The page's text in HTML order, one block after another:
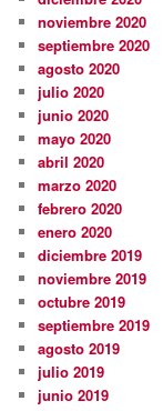
noviembre 2020
septiembre 2020
agosto 2020
julio 2020
junio 2020
mayo 2020
abril 2020
marzo 2020
febrero 2020
enero 2020
diciembre 2019
noviembre 2019
octubre 2019
septiembre 2019
agosto 2019
julio 2019
junio 2019